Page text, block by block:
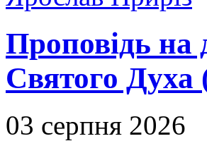
Проповідь на
Святого Духа
03 серпня 2026